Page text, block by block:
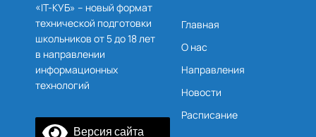
«IT-КУБ» – новый формат
технической подготовки
школьников от 5 до 18 лет
в направлении
информационных
технологий
Версия сайта
Главная
О нас
Направления
Новости
Расписание